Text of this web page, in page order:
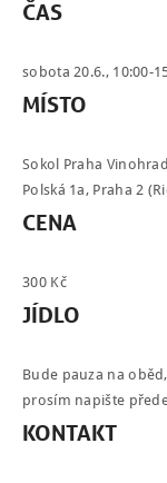
ENGLISH
ČAS
sobota 20.6., 10:00-
MÍSTO
Sokol Praha
Polská 1a, Praha 2
CENA
300 Kč
JÍDLO
Bude pauza na
prosím napište
KONTAKT